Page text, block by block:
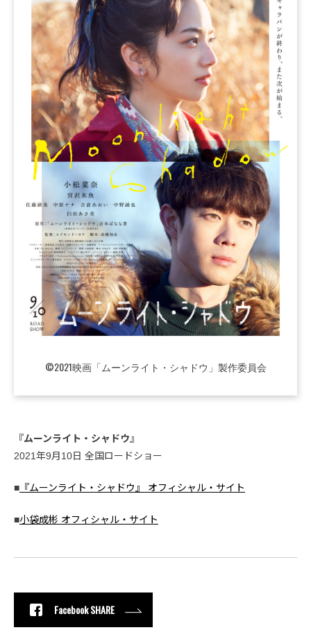
©2021映画「ムーンライト・シャドウ」製作委員会
『ムーンライト・シャドウ』
2021年9月10日 全国ロードショー
■ 『ムーンライト・シャドウ』 オフィシャル・サイト
■小袋成彬 オフィシャル・サイト
Facebook SHARE